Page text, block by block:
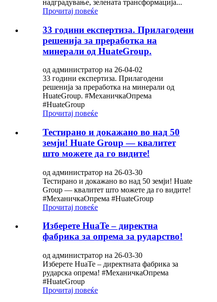
надградување, зелената трансформација...
Прочитај повеќе
33 години експертиза. Прилагодени
решенија за преработка на
минерали од HuateGroup.
од администратор на 26-04-02
33 години експертиза. Прилагодени
решенија за преработка на минерали од
HuateGroup. #МеханичкаОпрема
#HuateGroup
Прочитај повеќе
Тестирано и докажано во над 50
земји! Huate Group — квалитет
што можете да го видите!
од администратор на 26-03-30
Тестирано и докажано во над 50 земји! Huate
Group — квалитет што можете да го видите!
#МеханичкаОпрема #HuateGroup
Прочитај повеќе
Изберете HuaTe – директна
фабрика за опрема за рударство!
од администратор на 26-03-30
Изберете HuaTe – директната фабрика за
рударска опрема! #МеханичкаОпрема
#HuateGroup
Прочитај повеќе